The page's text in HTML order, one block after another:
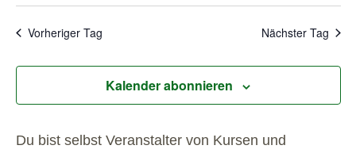
Vorheriger Tag Nächster Tag
Kalender abonnieren
Du bist selbst Veranstalter von Kursen und